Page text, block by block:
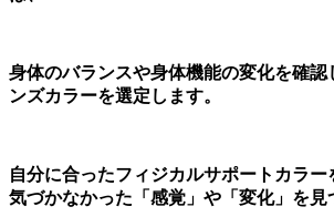
身体のバランスや身体機能の変化を確認
ンズカラーを選定します。
自分に合ったフィジカルサポートカラ
気づかなかった「感覚」や「変化」を見